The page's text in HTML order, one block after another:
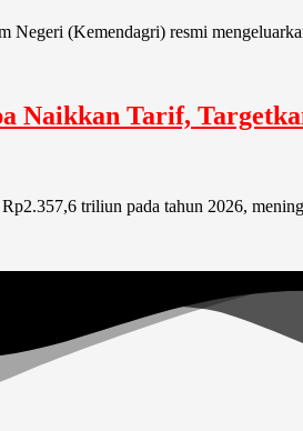
(Kemendagri) resmi
Naikkan Tarif,
triliun pada tahun 2026,